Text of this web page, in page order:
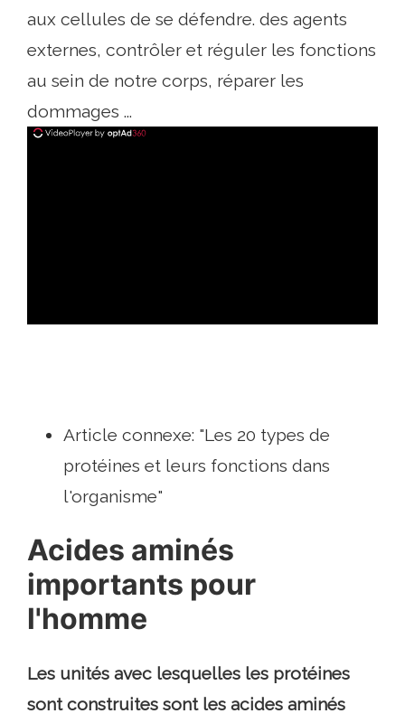
aux cellules de se défendre. des agents
externes, contrôler et réguler les fonctions
au sein de notre corps, réparer les
dommages ...
Article connexe: "Les 20 types de
protéines et leurs fonctions dans
l'organisme"
Acides aminés
importants pour
l'homme
Les unités avec lesquelles les protéines
sont construites sont les acides aminés